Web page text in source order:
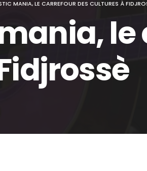
MANIA, LE CARREFOUR DES CULTURES À
le